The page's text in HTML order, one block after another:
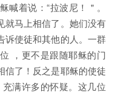
着说：“拉波尼！＂。
就马上相信了。她们没有
诉使徒和其他的人。一群
，更不是跟随耶稣的门
信了！反之是耶稣的使徒
满许多的怀疑。这几位